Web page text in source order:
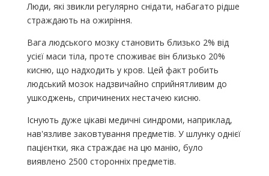
Люди, які звикли регулярно снідати, набагато рідше
страждають на ожиріння.
Вага людського мозку становить близько 2% від
усієї маси тіла, проте споживає він близько 20%
кисню, що надходить у кров. Цей факт робить
людський мозок надзвичайно сприйнятливим до
ушкоджень, спричинених нестачею кисню.
Існують дуже цікаві медичні синдроми, наприклад,
нав'язливе заковтування предметів. У шлунку однієї
пацієнтки, яка страждає на цю манію, було
виявлено 2500 сторонніх предметів.